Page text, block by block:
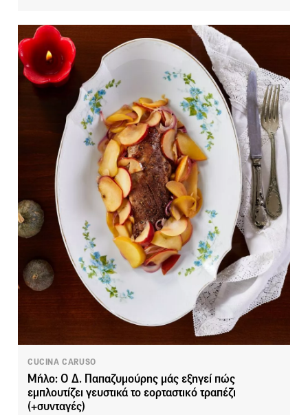
CUCINA CARUSO
Μήλο: Ο Δ. Παπαζυμούρης μάς εξηγεί πώς
εμπλουτίζει γευστικά το εορταστικό τραπέζι
(+συνταγές)